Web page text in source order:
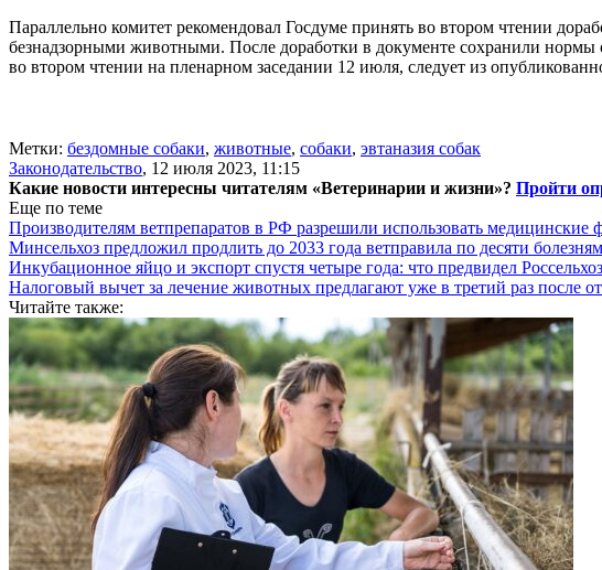
Параллельно комитет рекомендовал Госдуме принять во втором чтении
безнадзорными животными. После доработки в документе сохранили
во втором чтении на пленарном заседании 12 июля, следует из
Метки: бездомные собаки, животные, собаки, эвтаназия собак
Законодательство, 12 июля 2023, 11:15
Какие новости интересны читателям «Ветеринарии и жизни»? Пройти
Еще по теме
Производителям ветпрепаратов в РФ разрешили использовать медицинские
Минсельхоз предложил продлить до 2033 года ветправила по десяти
Инкубационное яйцо и экспорт спустя четыре года: что предвидел
Налоговый вычет за лечение животных предлагают уже в третий раз после
Читайте также: